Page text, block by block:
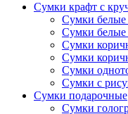
Сумки крафт с
Сумки белые
Сумки белые
Сумки
Сумки
Сумки
Сумки с
Сумки подарочные
Сумки